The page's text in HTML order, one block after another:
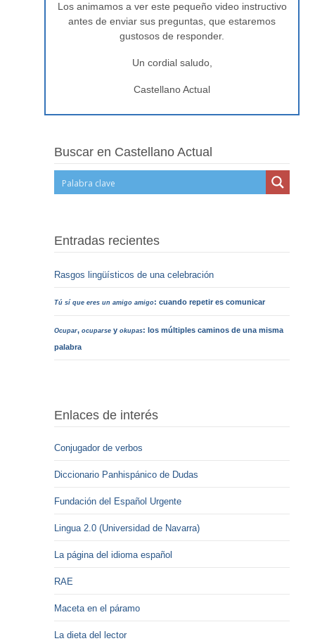
Los animamos a ver este pequeño video instructivo
antes de enviar sus preguntas, que estaremos
gustosos de responder.
Un cordial saludo,
Castellano Actual
Buscar en Castellano Actual
Entradas recientes
Rasgos lingüísticos de una celebración
Tú sí que eres un amigo amigo: cuando repetir es comunicar
Ocupar,ocuparse yokupas: los múltiples caminos de una misma
palabra
Enlaces de interés
Conjugador de verbos
Diccionario Panhispánico de Dudas
Fundación del Español Urgente
Lingua 2.0 (Universidad de Navarra)
La página del idioma español
RAE
Maceta en el páramo
La dieta del lector